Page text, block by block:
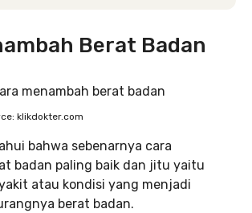
Berat Badan
klikdokter.com
bahwa sebenarnya cara
badan paling baik dan jitu yaitu
atau kondisi yang menjadi
berat badan.